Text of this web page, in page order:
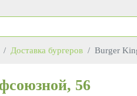
Доставка бургеров Burger
56